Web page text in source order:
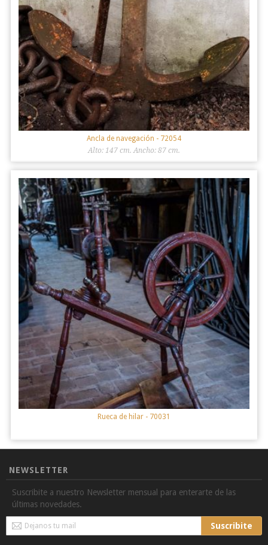
Ancla de navegación - 72054
Alto: 147 cm. Ancho: 87 cm.
Rueca de hilar - 70031
NEWSLETTER
Suscribite a nuestro Newsletter mensual para enterarte de las
últimas novedades.
Sign
Up
Suscribite